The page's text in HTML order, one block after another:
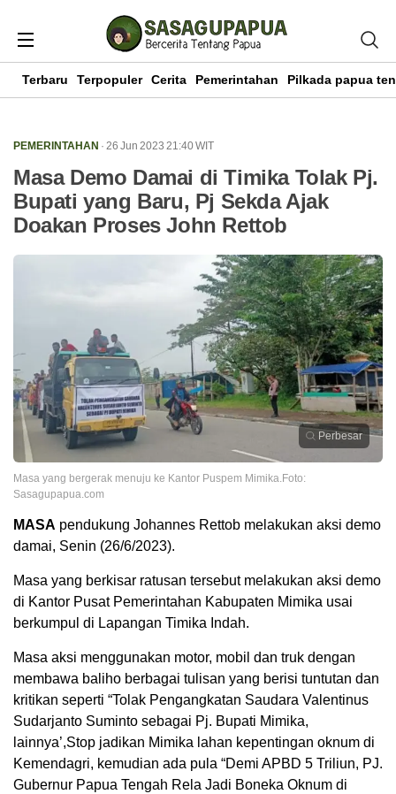
Terbaru Terpopuler Cerita Pemerintahan Pilkada papua
PEMERINTAHAN · 26 Jun 2023 21:40WIT
Masa Demo Damai di Timika Tolak Pj.
Bupati yang Baru, Pj Sekda Ajak
Doakan Proses John Rettob
Perbesar
Masa yang bergerak menuju ke Kantor Puspem Mimika.Foto:
Sasagupapua.com
MASA pendukung Johannes Rettob melakukan aksi demo
damai, Senin (26/6/2023).
Masa yang berkisar ratusan tersebut melakukan aksi demo
di Kantor Pusat Pemerintahan Kabupaten Mimika usai
berkumpul di Lapangan Timika Indah.
Masa aksi menggunakan motor, mobil dan truk dengan
membawa baliho berbagai tulisan yang berisi tuntutan dan
kritikan seperti “Tolak Pengangkatan Saudara Valentinus
Sudarjanto Suminto sebagai Pj. Bupati Mimika,
lainnya’,Stop jadikan Mimika lahan kepentingan oknum di
Kemendagri, kemudian ada pula “Demi APBD 5 Triliun, PJ.
Gubernur Papua Tengah Rela Jadi Boneka Oknum di